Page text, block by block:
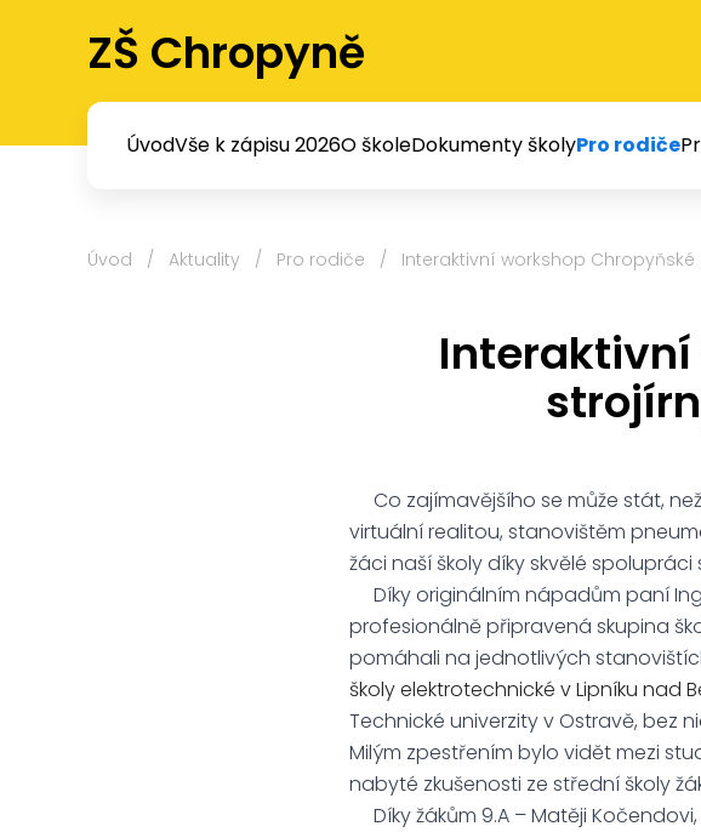
ZŠ Chropyně
ÚvodVše k zápisu 2026O školeDokumenty školyPro rodiče
Úvod / Aktuality / Pro rodiče / Interaktivní workshop
Interaktivní
Co zajímavějšího se může stát,
virtuální realitou, stanovištěm
žáci naší školy díky skvělé
Díky originálním nápadům paní
profesionálně připravená skupina
pomáhali na jednotlivých
školy elektrotechnické v Lipníku nad
Technické univerzity v Ostravě, bez
Milým zpestřením bylo vidět mezi
nabyté zkušenosti ze střední školy
Díky žákům 9.A – Matěji